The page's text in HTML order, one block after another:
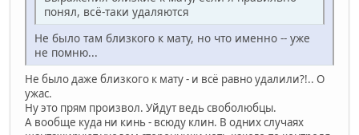
понял, всё-таки удаляются
Не было там близкого к мату, но что именно -- уже
не помню...
Не было даже близкого к мату - и всё равно удалили?!.. О
ужас.
Ну это прям произвол. Уйдут ведь своболюбцы.
А вообще куда ни кинь - всюду клин. В одних случаях